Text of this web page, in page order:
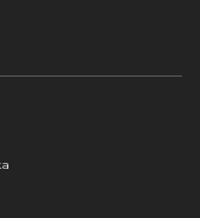
ditu,
aukera.
dezakezu.